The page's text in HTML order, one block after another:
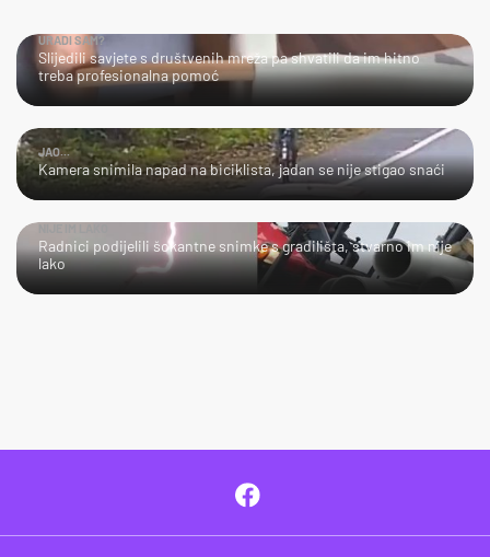
URADI SAM?
Slijedili savjete s društvenih mreža pa shvatili da im hitno
treba profesionalna pomoć
JAO...
Kamera snimila napad na biciklista, jadan se nije stigao snaći
Radnici podijelili šokantne snimke s gradilišta, stvarno im nije
lako